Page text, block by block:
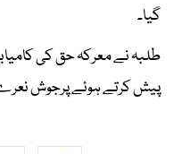
گیا۔
طلبہ نے معرکہ حق کی
پیش کرتے ہوئے پرجوش